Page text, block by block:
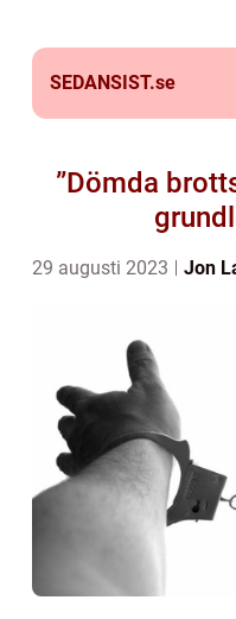
SEDANSIST.se
”Dömda
29 augusti 2023 Jon